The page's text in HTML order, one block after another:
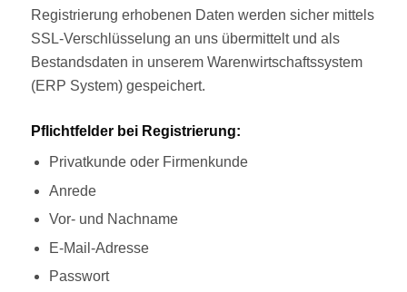
Registrierung erhobenen Daten werden sicher mittels
SSL-Verschlüsselung an uns übermittelt und als
Bestandsdaten in unserem Warenwirtschaftssystem
(ERP System) gespeichert.
Pflichtfelder bei Registrierung:
Privatkunde oder Firmenkunde
Anrede
Vor- und Nachname
E-Mail-Adresse
Passwort